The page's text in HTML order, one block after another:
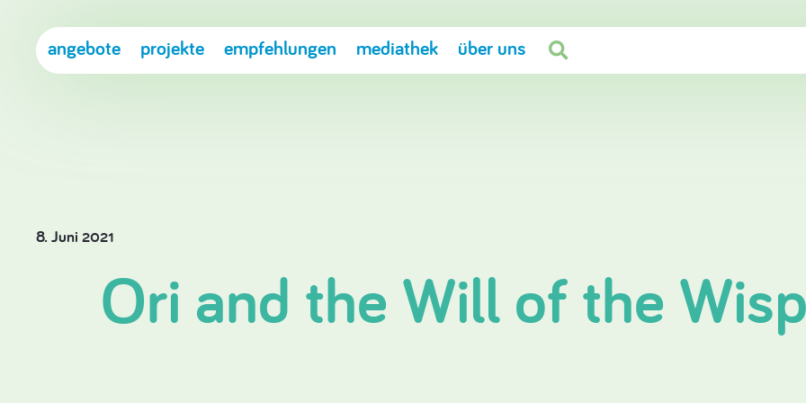
angebote projekte empfehlungen mediathek über uns 
8. Juni 2021
Ori and the Will of the